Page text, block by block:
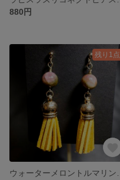
880円
残り1点